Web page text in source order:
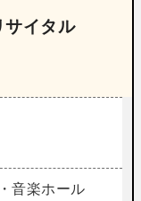
サイタル
音楽ホール